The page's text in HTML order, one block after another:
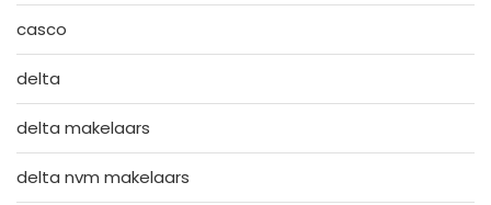
casco
delta
delta makelaars
delta nvm makelaars